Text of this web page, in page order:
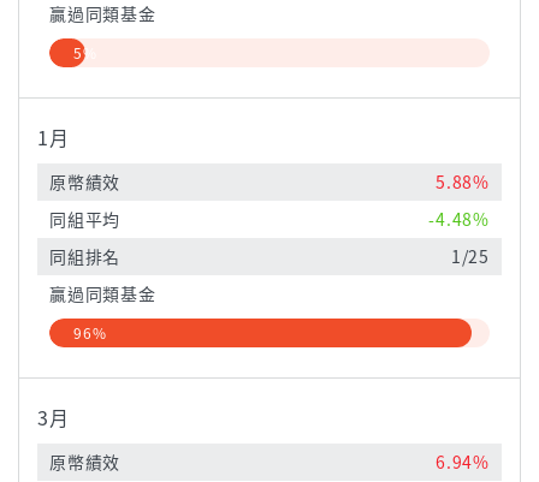
贏過同類基金
5%
1月
原幣績效
5.88%
同組平均
-4.48%
同組排名
1/25
贏過同類基金
96%
3月
原幣績效
6.94%